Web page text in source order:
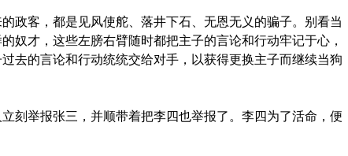
政客，都是见风使舵、落井下石、无恩无义的骗子。别看当
奴才，这些左膀右臂随时都把主子的言论和行动牢记于心，
去的言论和行动统统交给对手，以获得更换主子而继续当狗
刻举报张三，并顺带着把李四也举报了。李四为了活命，便